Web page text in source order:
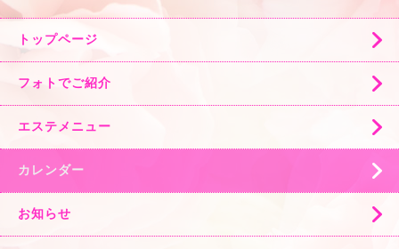
トップページ
フォトでご紹介
エステメニュー
カレンダー
お知らせ